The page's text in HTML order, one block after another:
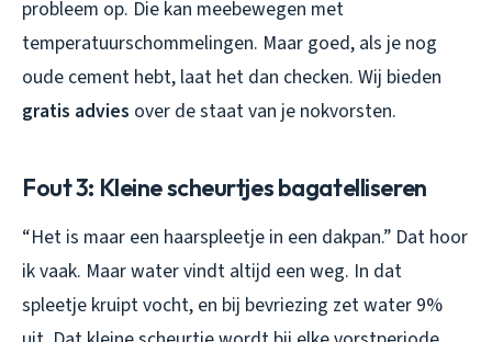
probleem op. Die kan meebewegen met
temperatuurschommelingen. Maar goed, als je nog
oude cement hebt, laat het dan checken. Wij bieden
gratis advies over de staat van je nokvorsten.
Fout 3: Kleine scheurtjes bagatelliseren
“Het is maar een haarspleetje in een dakpan.” Dat hoor
ik vaak. Maar water vindt altijd een weg. In dat
spleetje kruipt vocht, en bij bevriezing zet water 9%